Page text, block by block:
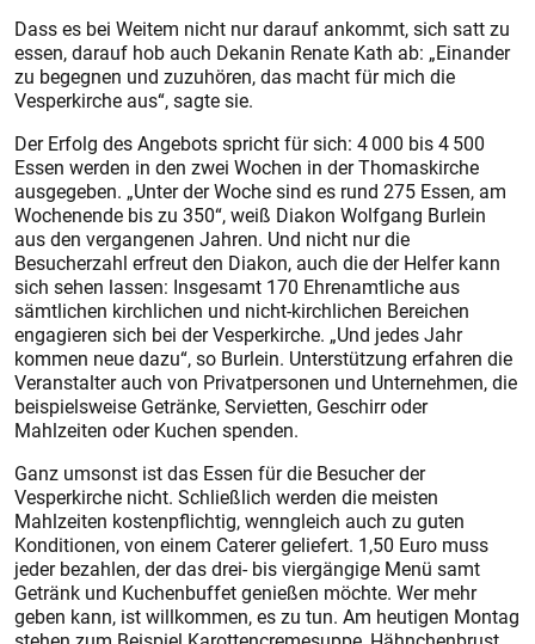
Dass es bei Weitem nicht nur darauf ankommt, sich satt zu
essen, darauf hob auch Dekanin Renate Kath ab: „Einander
zu begegnen und zuzuhören, das macht für mich die
Vesperkirche aus“, sagte sie.
Der Erfolg des Angebots spricht für sich: 4 000 bis 4 500
Essen werden in den zwei Wochen in der Thomaskirche
ausgegeben. „Unter der Woche sind es rund 275 Essen, am
Wochenende bis zu 350“, weiß Diakon Wolfgang Burlein
aus den vergangenen Jahren. Und nicht nur die
Besucherzahl erfreut den Diakon, auch die der Helfer kann
sich sehen lassen: Insgesamt 170 Ehrenamtliche aus
sämtlichen kirchlichen und nicht-kirchlichen Bereichen
engagieren sich bei der Vesperkirche. „Und jedes Jahr
kommen neue dazu“, so Burlein. Unterstützung erfahren die
Veranstalter auch von Privatpersonen und Unternehmen, die
beispielsweise Getränke, Servietten, Geschirr oder
Mahlzeiten oder Kuchen spenden.
Ganz umsonst ist das Essen für die Besucher der
Vesperkirche nicht. Schließlich werden die meisten
Mahlzeiten kostenpflichtig, wenngleich auch zu guten
Konditionen, von einem Caterer geliefert. 1,50 Euro muss
jeder bezahlen, der das drei- bis viergängige Menü samt
Getränk und Kuchenbuffet genießen möchte. Wer mehr
geben kann, ist willkommen, es zu tun. Am heutigen Montag